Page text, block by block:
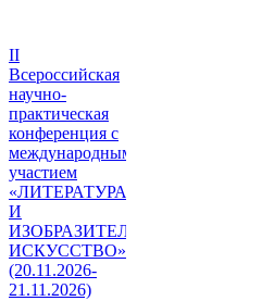
II
Всероссийская
научно-
практическая
конференция с
международным
участием
«ЛИТЕРАТУРА
И
ИЗОБРАЗИТЕЛЬНОЕ
ИСКУССТВО»
(20.11.2026-
21.11.2026)